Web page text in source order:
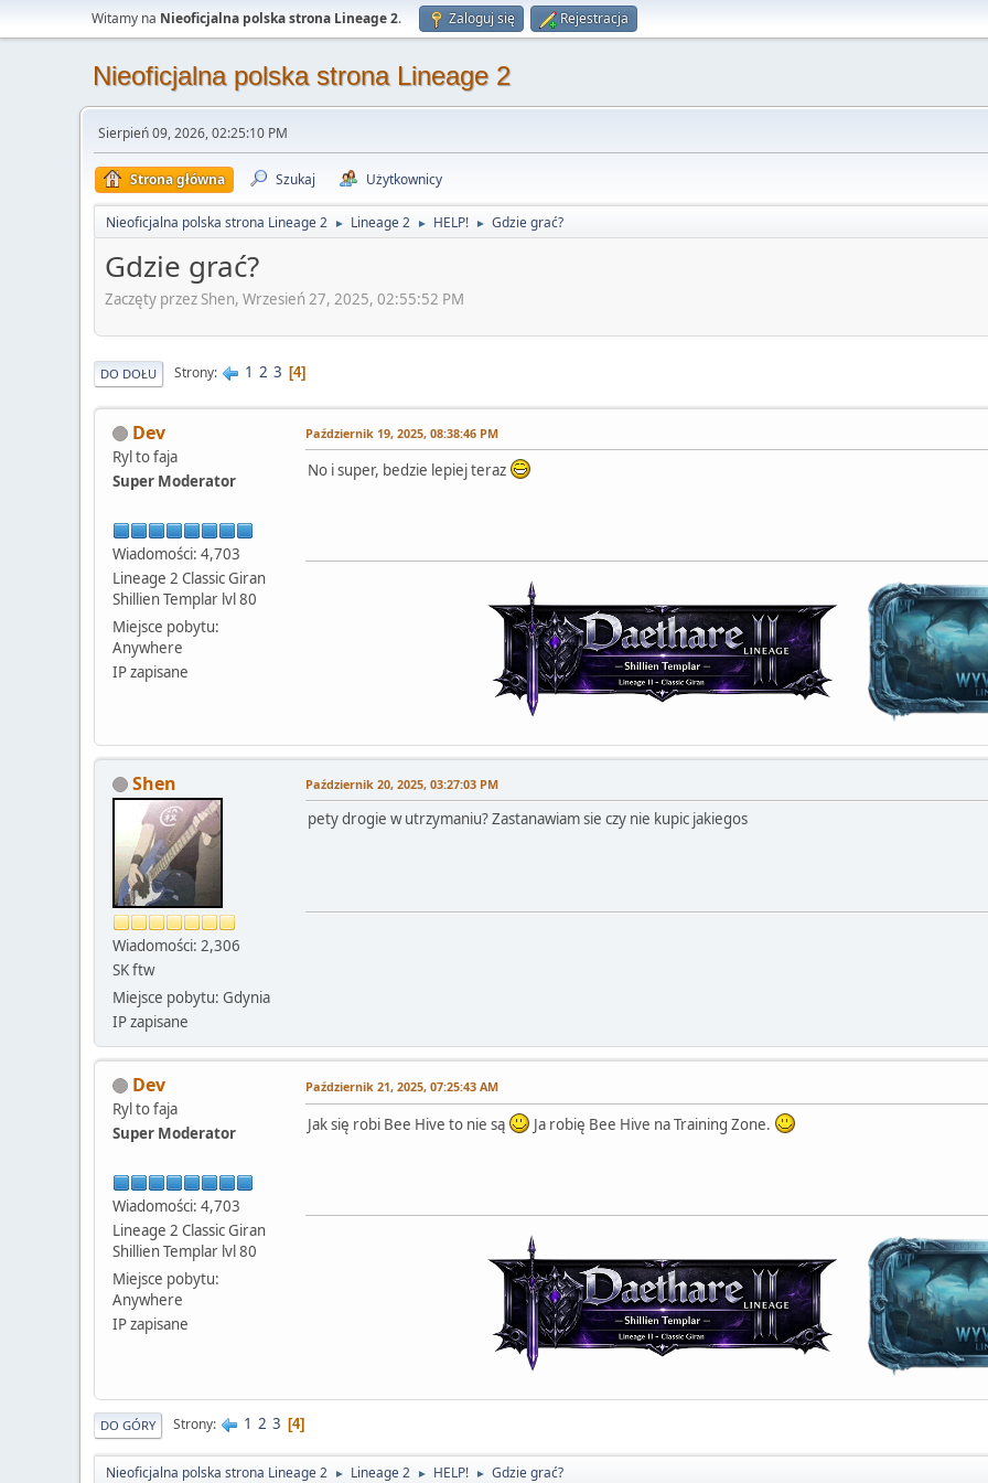
Witamy na Nieoficjalna polska strona Lineage 2. Zaloguj się Rejestracja
Nieoficjalna polska strona Lineage 2
Sierpień 09, 2026, 02:25:10 PM
Strona główna Szukaj Użytkownicy
Nieoficjalna polska strona Lineage 2 ► Lineage 2 ► HELP! ► Gdzie grać?
Gdzie grać?
Zaczęty przez Shen, Wrzesień 27, 2025, 02:55:52 PM
DO DOŁU Strony 1 2 3 4
Dev
Ryl to faja
Super Moderator
Wiadomości: 4,703
Lineage 2 Classic Giran
Shillien Templar lvl 80
Miejsce pobytu:
Anywhere
IP zapisane
Październik 19, 2025, 08:38:46 PM
No i super, bedzie lepiej teraz
Shen
Wiadomości: 2,306
SK ftw
Miejsce pobytu: Gdynia
IP zapisane
Październik 20, 2025, 03:27:03 PM
pety drogie w utrzymaniu? Zastanawiam sie czy nie kupic jakiegos
Dev
Ryl to faja
Super Moderator
Wiadomości: 4,703
Lineage 2 Classic Giran
Shillien Templar lvl 80
Miejsce pobytu:
Anywhere
IP zapisane
Październik 21, 2025, 07:25:43 AM
Jak się robi Bee Hive to nie są Ja robię Bee Hive na Training Zone.
DO GÓRY Strony 1 2 3 4
Nieoficjalna polska strona Lineage 2 ► Lineage 2 ► HELP! ► Gdzie grać?